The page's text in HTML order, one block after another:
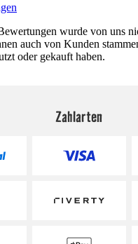
wurde von uns
auch von Kunden
oder gekauft haben.
Zahlarten